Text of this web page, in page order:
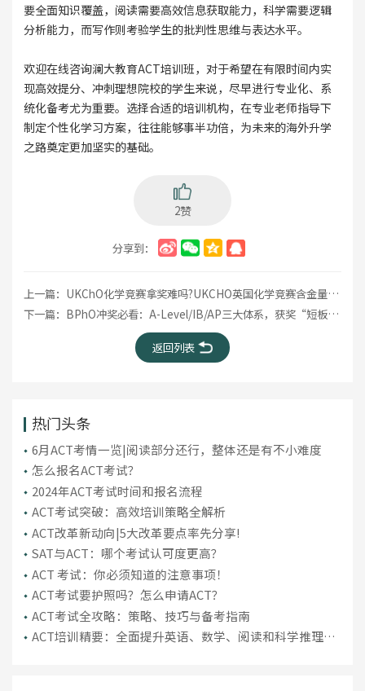
要全面知识覆盖，阅读需要高效信息获取能力，科学需要逻辑
分析能力，而写作则考验学生的批判性思维与表达水平。
欢迎在线咨询澜大教育ACT培训班，对于希望在有限时间内实
现高效提分、冲刺理想院校的学生来说，尽早进行专业化、系
统化备考尤为重要。选择合适的培训机构，在专业老师指导下
制定个性化学习方案，往往能够事半功倍，为未来的海外升学
之路奠定更加坚实的基础。
2赞
分享到：
上一篇： UKChO化学竞赛拿奖难吗?UKCHO英国化学竞赛含金量高吗
下一篇： BPhO冲奖必看：A-Level/IB/AP三大体系，获奖“短板”与“破局”策略全解析!
返回列表
热门头条
6月ACT考情一览|阅读部分还行，整体还是有不小难度
怎么报名ACT考试？
2024年ACT考试时间和报名流程
ACT考试突破：高效培训策略全解析
ACT改革新动向|5大改革要点率先分享!
SAT与ACT：哪个考试认可度更高？
ACT 考试：你必须知道的注意事项！
ACT考试要护照吗？怎么申请ACT？
ACT考试全攻略：策略、技巧与备考指南
ACT培训精要：全面提升英语、数学、阅读和科学推理能